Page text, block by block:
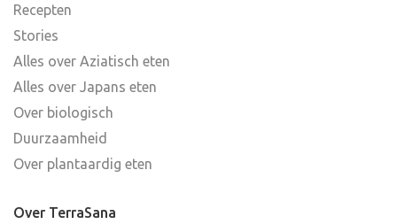
Recepten
Stories
Alles over Aziatisch eten
Alles over Japans eten
Over biologisch
Duurzaamheid
Over plantaardig eten
Over TerraSana